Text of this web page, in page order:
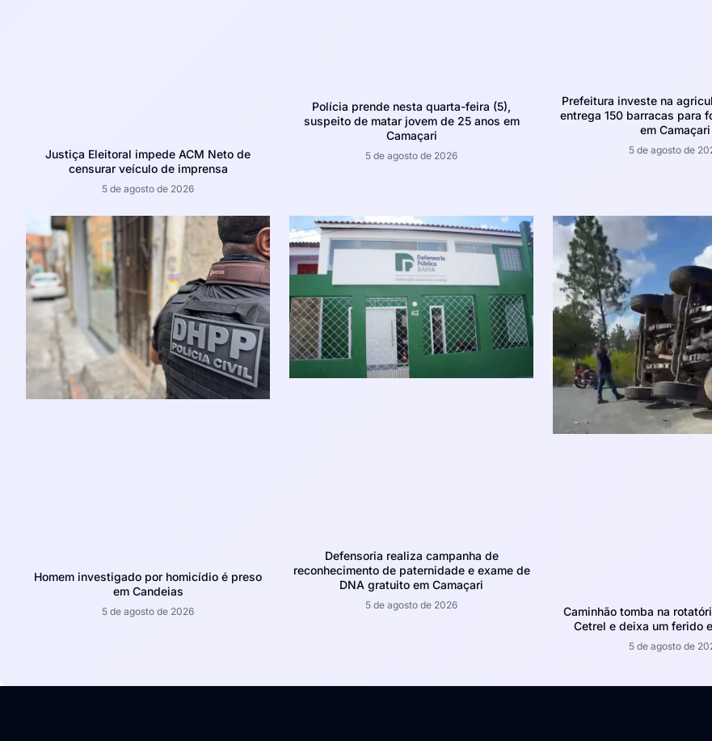
Justiça Eleitoral impede ACM Neto de
censurar veículo de imprensa
5 de agosto de 2026
Polícia prende nesta quarta-feira (5),
suspeito de matar jovem de 25 anos em
Camaçari
5 de agosto de 2026
Prefeitura investe na
entrega 150 barracas para
em Camaçari
5 de agosto de
Homem investigado por homicídio é preso
em Candeias
5 de agosto de 2026
Defensoria realiza campanha de
reconhecimento de paternidade e exame de
DNA gratuito em Camaçari
5 de agosto de 2026
Caminhão tomba na
Cetrel e deixa um ferido
5 de agosto de